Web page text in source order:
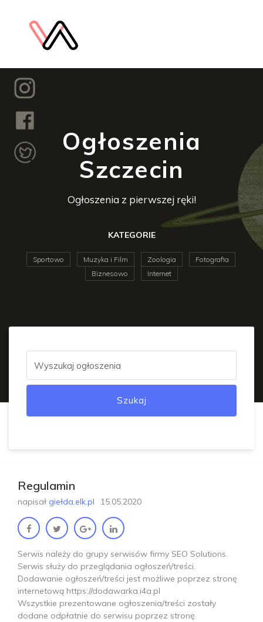
Ogłoszenia
Szczecin
Ogłoszenia z pierwszej ręki!
KATEGORIE
Sportowo Muzyka i Film Zoologia
Fotografia
Biznesowo
Internet
Szukaj
Regulamin
napisał giełda.elk.pl 15.05.2020
Serwis należy do grupy serwisów frmy SEO Solutions.
Serwis służy do przeglądania ogłoszeń/treści.
Dodawanie ogłoszeń/treści jest możliwe poprzez stronę
internetową https://dodawarka.i4a.pl
Wszystkie prezentowane ogłoszenia/treści zostały
dodane odpłatnie do serwisu poprzez stronę